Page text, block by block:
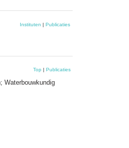
Instituten | Publicaties
Top | Publicaties
Waterbouwkundig